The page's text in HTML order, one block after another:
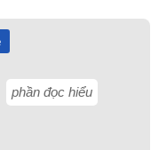
phần đọc hiểu